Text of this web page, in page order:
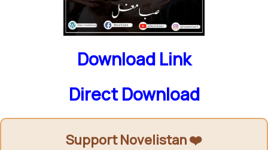
Download Link
Direct Download
Support Novelistan ❤️